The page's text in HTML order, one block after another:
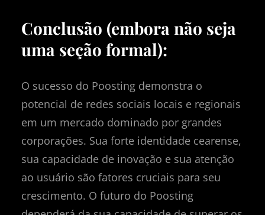
Conclusão (embora não seja
uma seção formal):
O sucesso do Poosting demonstra o
potencial de redes sociais locais e regionais
em um mercado dominado por grandes
corporações. Sua forte identidade cearense,
sua capacidade de inovação e sua atenção
ao usuário são fatores cruciais para seu
crescimento. O futuro do Poosting